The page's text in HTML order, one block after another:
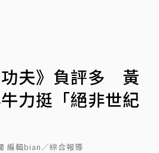
夫》負評多 黃
力挺「絕非世紀
編輯bian／綜合報導